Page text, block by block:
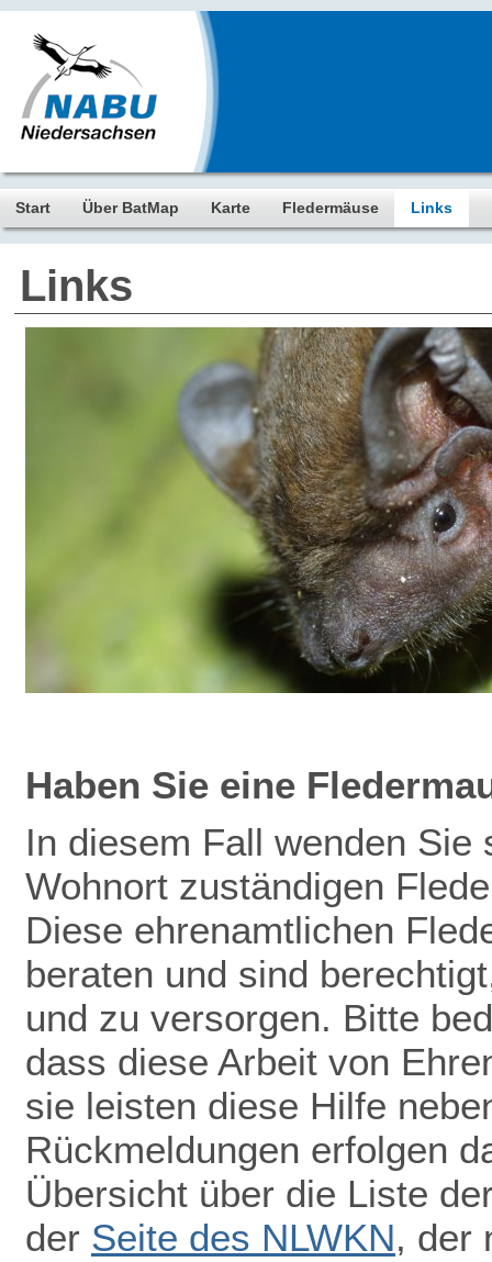
Start Über BatMap Karte Fledermäuse Links
Links
Haben Sie eine
In diesem Fall wenden
Wohnort zuständigen
Diese ehrenamtlichen
beraten und sind
und zu versorgen. Bitte
dass diese Arbeit von
sie leisten diese Hilfe
Rückmeldungen erfolgen
Übersicht über die Liste
der Seite des NLWKN, der